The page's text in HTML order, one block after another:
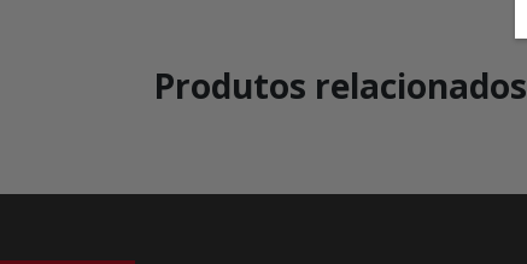
Produtos relacionados